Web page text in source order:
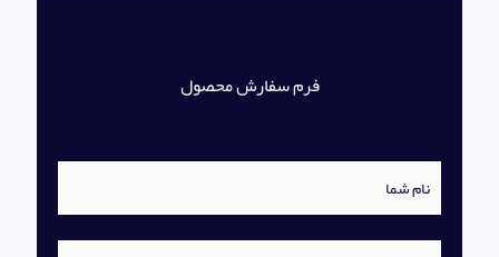
فرم سفارش محصول